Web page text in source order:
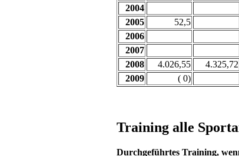
2004
2005
52,5
2006
2007
2008
4.026,55 4.325,72
2009
( 0)
Training alle
Durchgeführtes Training,